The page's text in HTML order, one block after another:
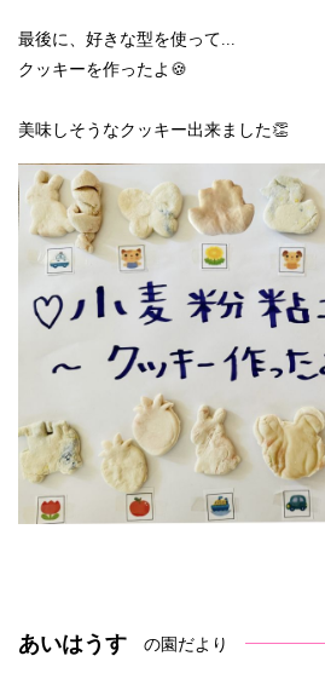
最後に、好きな型を使って...
クッキーを作ったよ🍪
美味しそうなクッキー出来ました👏
あいはうす の園だより